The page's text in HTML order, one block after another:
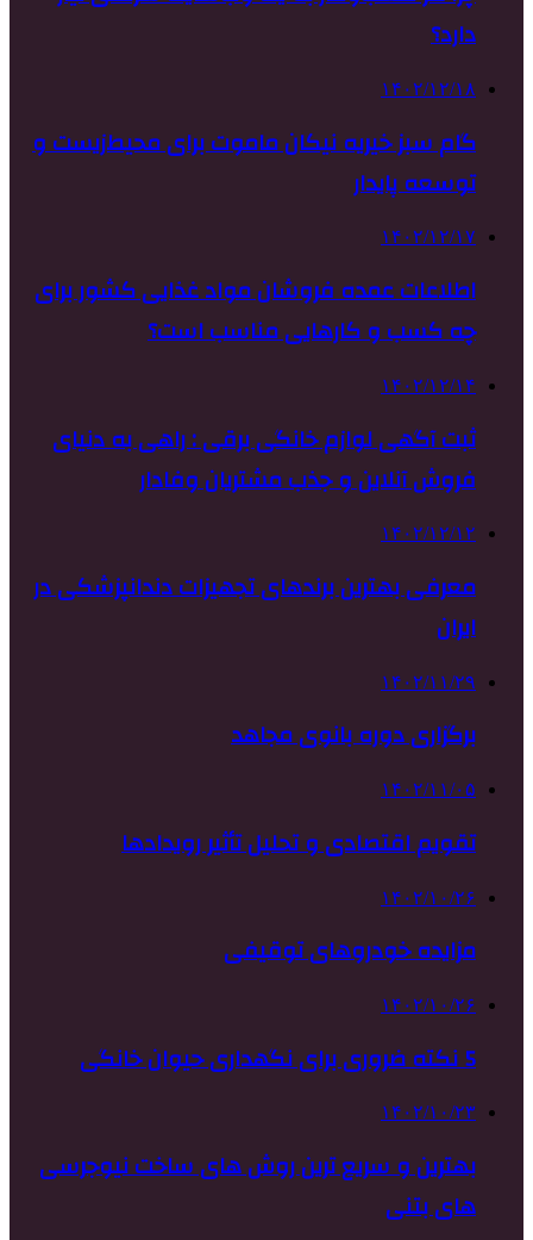
دارد؟
۱۴۰۲/۱۲/۱۸
گام سبز خیریه نیکان ماموت برای محیط‌زیست و
توسعه پایدار
۱۴۰۲/۱۲/۱۷
اطلاعات عمده فروشان مواد غذایی کشور برای
چه کسب و کارهایی مناسب است؟
۱۴۰۲/۱۲/۱۴
ثبت آگهی لوازم خانگی برقی : راهی به دنیای
فروش آنلاین و جذب مشتریان وفادار
۱۴۰۲/۱۲/۱۲
معرفی بهترین برندهای تجهیزات دندانپزشکی در
ایران
۱۴۰۲/۱۱/۲۹
برگزاری دوره بانوی مجاهد
۱۴۰۲/۱۱/۰۵
تقویم اقتصادی و تحلیل تأثیر رویدادها
۱۴۰۲/۱۰/۲۶
مزایده خودروهای توقیفی
۱۴۰۲/۱۰/۲۶
5 نکته ضروری برای نگهداری حیوان خانگی
۱۴۰۲/۱۰/۲۳
بهترین و سریع ترین روش های ساخت نیوجرسی
های بتنی